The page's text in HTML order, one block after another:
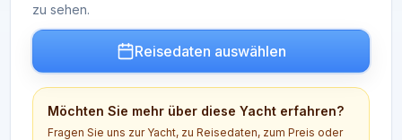
zu sehen.
Reisedaten auswählen
Möchten Sie mehr über diese Yacht erfahren?
Fragen Sie uns zur Yacht, zu Reisedaten, zum Preis oder